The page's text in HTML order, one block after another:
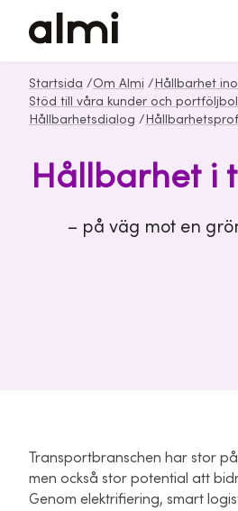
Startsida /Om Almi / Hållbarhet
Stöd till våra kunder och
Hållbarhetsdialog /
Hållbarhet i
– på väg mot en
Transportbranschen har stor
men också stor potential att
Genom elektrifiering, smart